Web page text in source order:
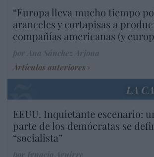
“Europa lleva mucho tiempo
aranceles y cortapisas a
compañías americanas (y
Artículos anteriores
LA
EEUU. Inquietante escenario:
parte de los demócratas se
“socialista”